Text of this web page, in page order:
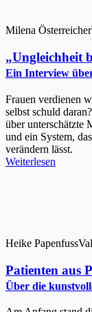
Milena Österreicher
„Ungleichheit
Ein Interview
Frauen verdienen
selbst schuld
über unterschätzte
und ein System,
verändern lässt.
Weiterlesen
Heike Papenfuss
Patienten aus
Über die